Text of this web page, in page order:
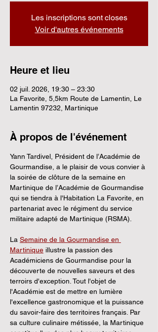
Les inscriptions sont closes
Voir d'autres événements
Heure et lieu
02 juil. 2026, 19:30 – 23:30
La Favorite, 5,5km Route de Lamentin, Le
Lamentin 97232, Martinique
À propos de l'événement
Yann Tardivel, Président de l’Académie de
Gourmandise, a le plaisir de vous convier à
la soirée de clôture de la semaine en
Martinique de l’Académie de Gourmandise
qui se tiendra à l'Habitation La Favorite, en
partenariat avec le régiment du service
militaire adapté de Martinique (RSMA).
La Semaine de la Gourmandise en
Martinique illustre la passion des
Académiciens de Gourmandise pour la
découverte de nouvelles saveurs et des
terroirs d'exception. Tout l'objet de
l'Académie est de mettre en lumière
l'excellence gastronomique et la puissance
du savoir-faire des territoires français. Par
sa culture culinaire métissée, la Martinique